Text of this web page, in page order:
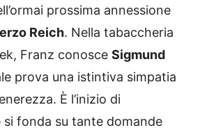
prossima annessione
Reich. Nella tabaccheria
Franz conosce Sigmund
prova una istintiva simpatia
È l’inizio di
si fonda su tante domande